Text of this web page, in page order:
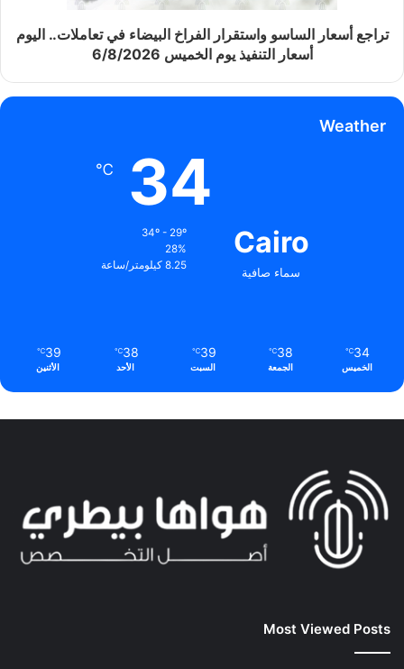
تراجع أسعار الساسو واستقرار الفراخ البيضاء في تعاملات.. اليوم
أسعار التنفيذ يوم الخميس 6/8/2026
Weather
Cairo
سماء صافية
34
℃
34º - 29º
28%
8.25 كيلومتر/ساعة
34
℃
الخميس
38
℃
الجمعة
39
℃
السبت
38
℃
الأحد
39
℃
الأثنين
Most Viewed Posts